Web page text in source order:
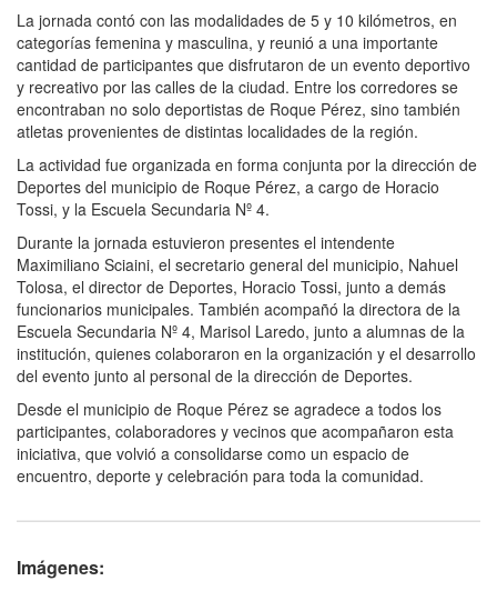
La jornada contó con las modalidades de 5 y 10 kilómetros, en
categorías femenina y masculina, y reunió a una importante
cantidad de participantes que disfrutaron de un evento deportivo
y recreativo por las calles de la ciudad. Entre los corredores se
encontraban no solo deportistas de Roque Pérez, sino también
atletas provenientes de distintas localidades de la región.
La actividad fue organizada en forma conjunta por la dirección de
Deportes del municipio de Roque Pérez, a cargo de Horacio
Tossi, y la Escuela Secundaria Nº 4.
Durante la jornada estuvieron presentes el intendente
Maximiliano Sciaini, el secretario general del municipio, Nahuel
Tolosa, el director de Deportes, Horacio Tossi, junto a demás
funcionarios municipales. También acompañó la directora de la
Escuela Secundaria Nº 4, Marisol Laredo, junto a alumnas de la
institución, quienes colaboraron en la organización y el desarrollo
del evento junto al personal de la dirección de Deportes.
Desde el municipio de Roque Pérez se agradece a todos los
participantes, colaboradores y vecinos que acompañaron esta
iniciativa, que volvió a consolidarse como un espacio de
encuentro, deporte y celebración para toda la comunidad.
Imágenes: